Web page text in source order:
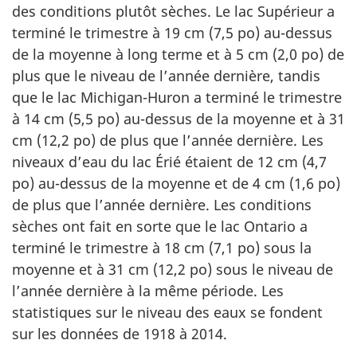
des conditions plutôt sèches. Le lac Supérieur a
terminé le trimestre à 19 cm (7,5 po) au-dessus
de la moyenne à long terme et à 5 cm (2,0 po) de
plus que le niveau de l’année dernière, tandis
que le lac Michigan-Huron a terminé le trimestre
à 14 cm (5,5 po) au-dessus de la moyenne et à 31
cm (12,2 po) de plus que l’année dernière. Les
niveaux d’eau du lac Érié étaient de 12 cm (4,7
po) au-dessus de la moyenne et de 4 cm (1,6 po)
de plus que l’année dernière. Les conditions
sèches ont fait en sorte que le lac Ontario a
terminé le trimestre à 18 cm (7,1 po) sous la
moyenne et à 31 cm (12,2 po) sous le niveau de
l’année dernière à la même période. Les
statistiques sur le niveau des eaux se fondent
sur les données de 1918 à 2014.